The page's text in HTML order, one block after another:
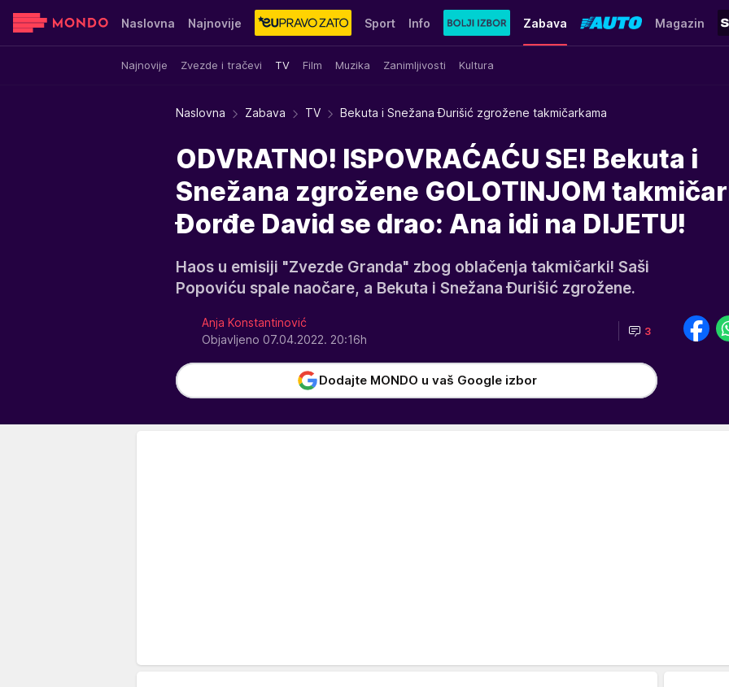
Naslovna Najnovije Sport Info Zabava
Najnovije Zvezde i tračevi TV Film Muzika Zanimljivosti Kultura
Magazin
Sensa Stvar ukusa Yumama
Naslovna Zabava TV Bekuta i Snežana Đurišić zgrožene takmičarkama
ODVRATNO! ISPOVRAĆAĆU SE! Bekuta i
Snežana zgrožene GOLOTINJOM
Đorđe David se drao: Ana idi na DIJETU!
Haos u emisiji "Zvezde Granda" zbog oblačenja takmičarki! Saši
Popoviću spale naočare, a Bekuta i Snežana Đurišić zgrožene.
Anja Konstantinović
Objavljeno 07.04.2022. 20:16h
3
Dodajte MONDO u vaš Google izbor